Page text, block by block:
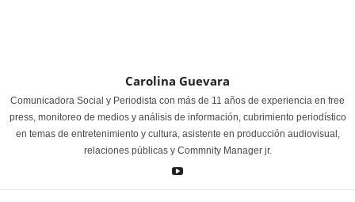
Carolina Guevara
Comunicadora Social y Periodista con más de 11 años de experiencia en free
press, monitoreo de medios y análisis de información, cubrimiento periodístico
en temas de entretenimiento y cultura, asistente en producción audiovisual,
relaciones públicas y Commnity Manager jr.